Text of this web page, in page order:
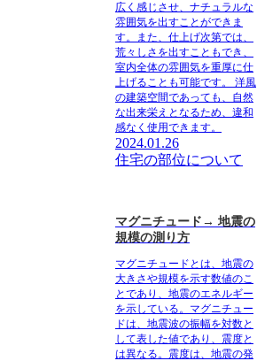
広く感じさせ、ナチュラルな
雰囲気を出すことができま
す。また、仕上げ次第では、
荒々しさを出すこともでき、
室内全体の雰囲気を重厚に仕
上げることも可能です。 洋風
の建築空間であっても、自然
な出来栄えとなるため、違和
感なく使用できます。
2024.01.26
住宅の部位について
マグニチュード→ 地震の
規模の測り方
マグニチュードとは、地震の
大きさや規模を示す数値のこ
とであり、地震のエネルギー
を示している。マグニチュー
ドは、地震波の振幅を対数と
して表した値であり、震度と
は異なる。震度は、地震の発